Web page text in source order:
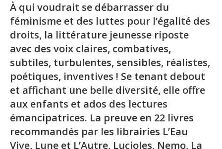
À qui voudrait se débarrasser du
féminisme et des luttes pour l’égalité des
droits, la littérature jeunesse riposte
avec des voix claires, combatives,
subtiles, turbulentes, sensibles, réalistes,
poétiques, inventives ! Se tenant debout
et affichant une belle diversité, elle offre
aux enfants et ados des lectures
émancipatrices. La preuve en 22 livres
recommandés par les librairies L’Eau
Vive, Lune et L’Autre, Lucioles, Nemo, La